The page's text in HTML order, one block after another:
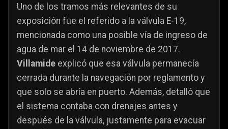
Uno de los tramos más relevantes de su
exposición fue el referido a la válvula E-19,
mencionada como una posible vía de ingreso de
agua de mar el 14 de noviembre de 2017.
Villamide explicó que esa válvula permanecía
cerrada durante la navegación por reglamento y
que solo se abría en puerto. Además, detalló que
el sistema contaba con drenajes antes y
después de la válvula, justamente para evacuar